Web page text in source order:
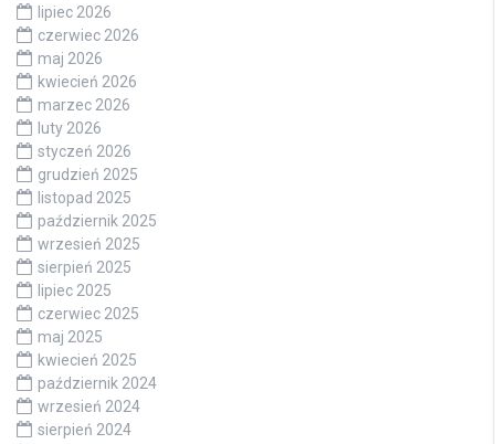
lipiec 2026
czerwiec 2026
maj 2026
kwiecień 2026
marzec 2026
luty 2026
styczeń 2026
grudzień 2025
listopad 2025
październik 2025
wrzesień 2025
sierpień 2025
lipiec 2025
czerwiec 2025
maj 2025
kwiecień 2025
październik 2024
wrzesień 2024
sierpień 2024